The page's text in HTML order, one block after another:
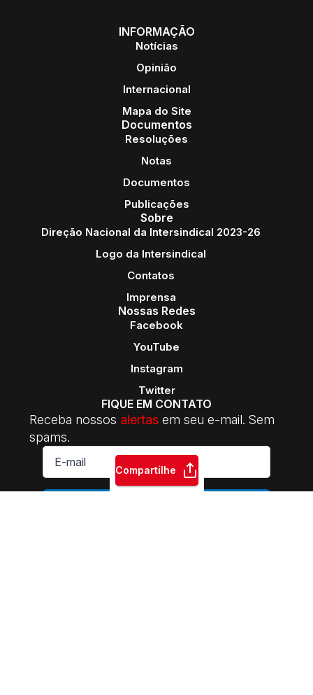
Compartilhe
INFORMAÇÃO
Notícias
Opinião
Internacional
Mapa do Site
Documentos
Resoluções
Notas
Documentos
Publicações
Sobre
Direção Nacional da Intersindical 2023-26
Logo da Intersindical
Contatos
Imprensa
Nossas Redes
Facebook
YouTube
Instagram
Twitter
FIQUE EM CONTATO
Receba nossos alertas em seu e-mail. Sem
spams.
E-
mail
*